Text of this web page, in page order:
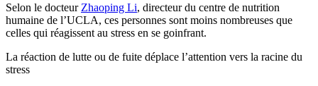
Selon le docteur Zhaoping Li, directeur du centre de nutrition
humaine de l’UCLA, ces personnes sont moins nombreuses que
celles qui réagissent au stress en se goinfrant.
La réaction de lutte ou de fuite déplace l’attention vers la racine du
stress